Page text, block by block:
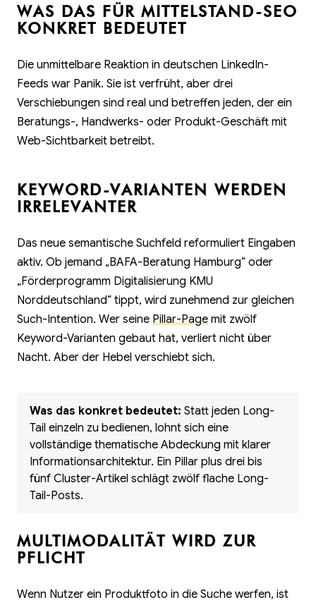
WAS DAS FÜR MITTELSTAND-SEO
KONKRET BEDEUTET
Die unmittelbare Reaktion in deutschen LinkedIn-
Feeds war Panik. Sie ist verfrüht, aber drei
Verschiebungen sind real und betreffen jeden, der ein
Beratungs-, Handwerks- oder Produkt-Geschäft mit
Web-Sichtbarkeit betreibt.
KEYWORD-VARIANTEN WERDEN
IRRELEVANTER
Das neue semantische Suchfeld reformuliert Eingaben
aktiv. Ob jemand „BAFA-Beratung Hamburg“ oder
„Förderprogramm Digitalisierung KMU
Norddeutschland“ tippt, wird zunehmend zur gleichen
Such-Intention. Wer seine Pillar-Page mit zwölf
Keyword-Varianten gebaut hat, verliert nicht über
Nacht. Aber der Hebel verschiebt sich.
Was das konkret bedeutet: Statt jeden Long-
Tail einzeln zu bedienen, lohnt sich eine
vollständige thematische Abdeckung mit klarer
Informationsarchitektur. Ein Pillar plus drei bis
fünf Cluster-Artikel schlägt zwölf flache Long-
Tail-Posts.
MULTIMODALITÄT WIRD ZUR
PFLICHT
Wenn Nutzer ein Produktfoto in die Suche werfen, ist